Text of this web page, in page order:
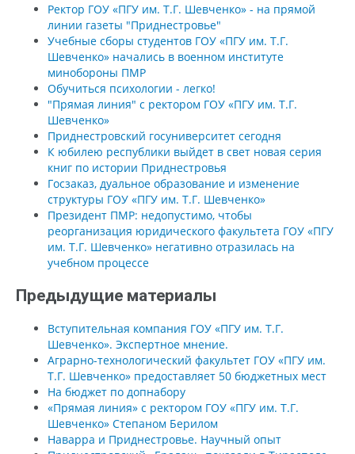
Ректор ГОУ «ПГУ им. Т.Г. Шевченко» - на прямой
линии газеты "Приднестровье"
Учебные сборы студентов ГОУ «ПГУ им. Т.Г.
Шевченко» начались в военном институте
минобороны ПМР
Обучиться психологии - легко!
"Прямая линия" с ректором ГОУ «ПГУ им. Т.Г.
Шевченко»
Приднестровский госуниверситет сегодня
К юбилею республики выйдет в свет новая серия
книг по истории Приднестровья
Госзаказ, дуальное образование и изменение
структуры ГОУ «ПГУ им. Т.Г. Шевченко»
Президент ПМР: недопустимо, чтобы
реорганизация юридического факультета ГОУ «ПГУ
им. Т.Г. Шевченко» негативно отразилась на
учебном процессе
Предыдущие материалы
Вступительная компания ГОУ «ПГУ им. Т.Г.
Шевченко». Экспертное мнение.
Аграрно-технологический факультет ГОУ «ПГУ им.
Т.Г. Шевченко» предоставляет 50 бюджетных мест
На бюджет по допнабору
«Прямая линия» с ректором ГОУ «ПГУ им. Т.Г.
Шевченко» Степаном Берилом
Наварра и Приднестровье. Научный опыт